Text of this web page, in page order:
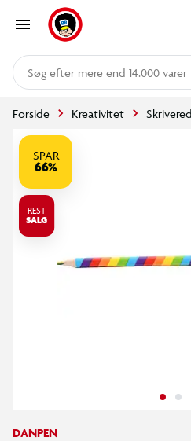
mere end 14.000 varer
Forside Kreativitet
SPAR
66%
REST
SALG
DANPEN